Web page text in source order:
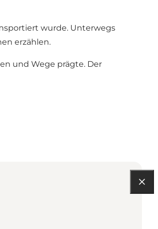
wurde. Unterwegs
erzählen.
und Wege prägte. Der